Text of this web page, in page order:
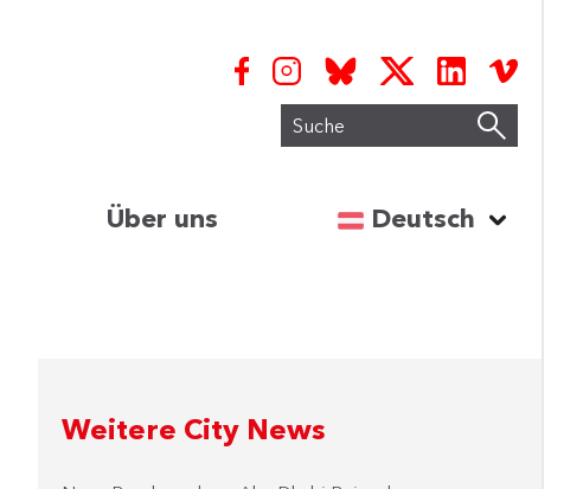
Suche
Über uns Sprache
Deutsch
Weitere City News